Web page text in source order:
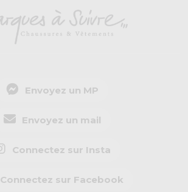
Envoyez un MP
Envoyez un mail
Connectez sur Insta
Connectez sur Facebook